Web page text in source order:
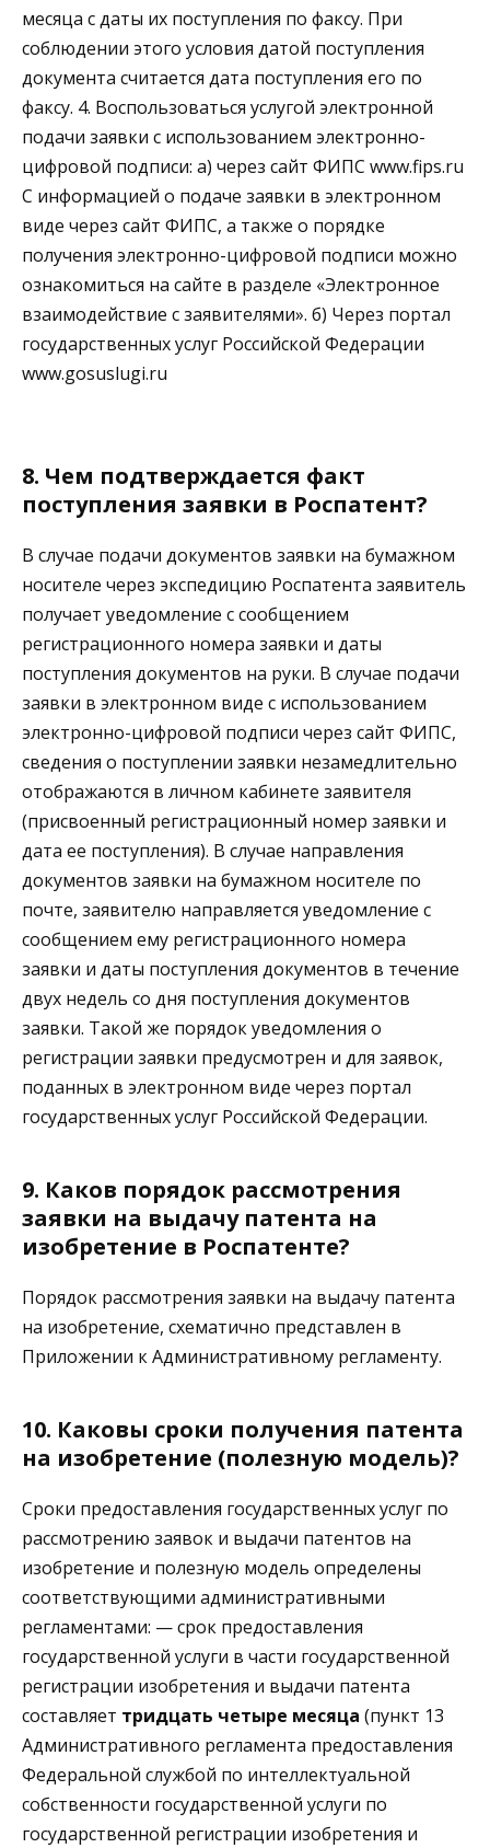
месяца с даты их поступления по факсу. При
соблюдении этого условия датой поступления
документа считается дата поступления его по
факсу. 4. Воспользоваться услугой электронной
подачи заявки с использованием электронно-
цифровой подписи: а) через сайт ФИПС www.fips.ru
С информацией о подаче заявки в электронном
виде через сайт ФИПС, а также о порядке
получения электронно-цифровой подписи можно
ознакомиться на сайте в разделе «Электронное
взаимодействие с заявителями». б) Через портал
государственных услуг Российской Федерации
www.gosuslugi.ru
8. Чем подтверждается факт
поступления заявки в Роспатент?
В случае подачи документов заявки на бумажном
носителе через экспедицию Роспатента заявитель
получает уведомление с сообщением
регистрационного номера заявки и даты
поступления документов на руки. В случае подачи
заявки в электронном виде с использованием
электронно-цифровой подписи через сайт ФИПС,
сведения о поступлении заявки незамедлительно
отображаются в личном кабинете заявителя
(присвоенный регистрационный номер заявки и
дата ее поступления). В случае направления
документов заявки на бумажном носителе по
почте, заявителю направляется уведомление с
сообщением ему регистрационного номера
заявки и даты поступления документов в течение
двух недель со дня поступления документов
заявки. Такой же порядок уведомления о
регистрации заявки предусмотрен и для заявок,
поданных в электронном виде через портал
государственных услуг Российской Федерации.
9. Каков порядок рассмотрения
заявки на выдачу патента на
изобретение в Роспатенте?
Порядок рассмотрения заявки на выдачу патента
на изобретение, схематично представлен в
Приложении к Административному регламенту.
10. Каковы сроки получения патента
на изобретение (полезную модель)?
Сроки предоставления государственных услуг по
рассмотрению заявок и выдачи патентов на
изобретение и полезную модель определены
соответствующими административными
регламентами: — срок предоставления
государственной услуги в части государственной
регистрации изобретения и выдачи патента
составляет тридцать четыре месяца (пункт 13
Административного регламента предоставления
Федеральной службой по интеллектуальной
собственности государственной услуги по
государственной регистрации изобретения и